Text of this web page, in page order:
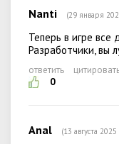
Nanti (29 января
Теперь в игре все
Разработчики, вы
ответить
0
Anal (13 августа